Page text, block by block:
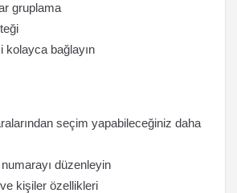
gruplama
kolayca bağlayın
seçim yapabileceğiniz daha
düzenleyin
kişiler özellikleri